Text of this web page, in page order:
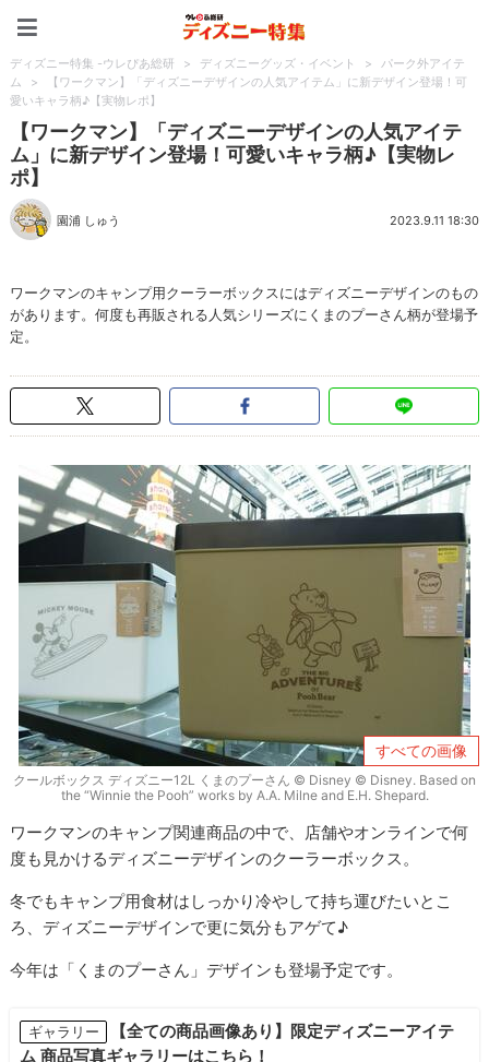
ディズニー特集 -ウレぴあ総研 > ディズニーグッズ・イベント >
パーク外アイテ
ム
>
【ワークマン】「ディズニーデザインの人気アイテム」に新デザイン登場！可
愛いキャラ柄♪【実物レポ】
【ワークマン】「ディズニーデザインの人気アイテ
ム」に新デザイン登場！可愛いキャラ柄♪【実物レ
ポ】
園浦 しゅう 2023.9.11 18:30
ワークマンのキャンプ用クーラーボックスにはディズニーデザインのもの
があります。何度も再販される人気シリーズにくまのプーさん柄が登場予
定。
すべての画像
クールボックス ディズニー12L くまのプーさん © Disney © Disney. Based on
the “Winnie the Pooh” works by A.A. Milne and E.H. Shepard.
ワークマンのキャンプ関連商品の中で、店舗やオンラインで何
度も見かけるディズニーデザインのクーラーボックス。
冬でもキャンプ用食材はしっかり冷やして持ち運びたいとこ
ろ、ディズニーデザインで更に気分もアゲて♪
今年は「くまのプーさん」デザインも登場予定です。
ギャラリー
【全ての商品画像あり】限定ディズニーアイテ
ム 商品写真ギャラリーはこちら！